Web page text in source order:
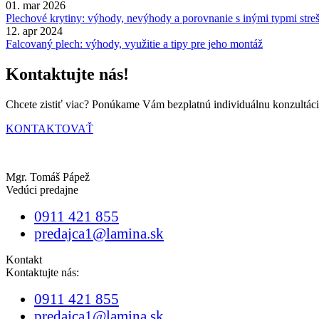
01. mar 2026
Plechové krytiny: výhody, nevýhody a porovnanie s inými typmi
12. apr 2024
Falcovaný plech: výhody, využitie a tipy pre jeho montáž
Kontaktujte nás!
Chcete zistiť viac? Ponúkame Vám bezplatnú individuálnu
KONTAKTOVAŤ
Mgr. Tomáš Pápež
Vedúci predajne
0911 421 855
predajca1@lamina.sk
Kontakt
Kontaktujte nás:
0911 421 855
predajca1@lamina.sk